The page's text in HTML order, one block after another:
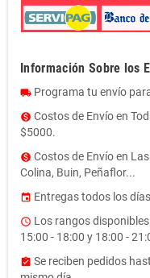
Información Sobre los
local_shipping Programa tu envío
monetization_on Costos de Envío en
$5000.
monetization_on Costos de Envío en
Colina, Buin, Peñaflor...
event Entregas todos los
access_time Los rangos
15:00 - 18:00 y 18:00 -
assignment_turned_in Se reciben pedidos